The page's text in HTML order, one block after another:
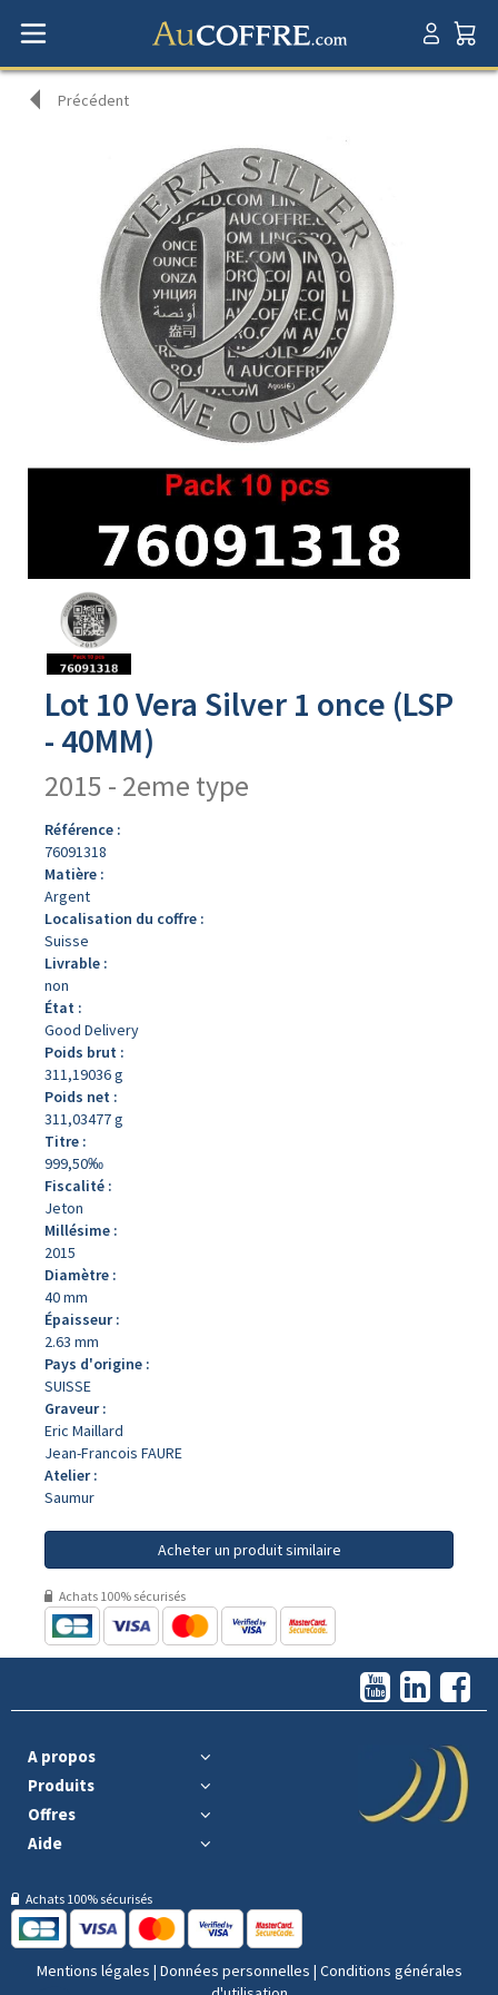
Précédent
produit
Lot 10 Vera Silver 1 once (LSP
- 40MM)
2015 - 2eme type
Référence :
76091318
Matière :
Argent
Localisation du coffre :
Suisse
Livrable :
non
État :
Good Delivery
Poids brut :
311,19036 g
Poids net :
311,03477 g
Titre :
999,50‰
Fiscalité :
Jeton
Millésime :
2015
Diamètre :
40 mm
Épaisseur :
2.63 mm
Pays d'origine :
SUISSE
Graveur :
Eric Maillard
Jean-Francois FAURE
Atelier :
Saumur
Acheter un produit similaire
Achats 100% sécurisés
A propos
Produits
Offres
Aide
Achats 100% sécurisés
Mentions légales | Données personnelles | Conditions générales